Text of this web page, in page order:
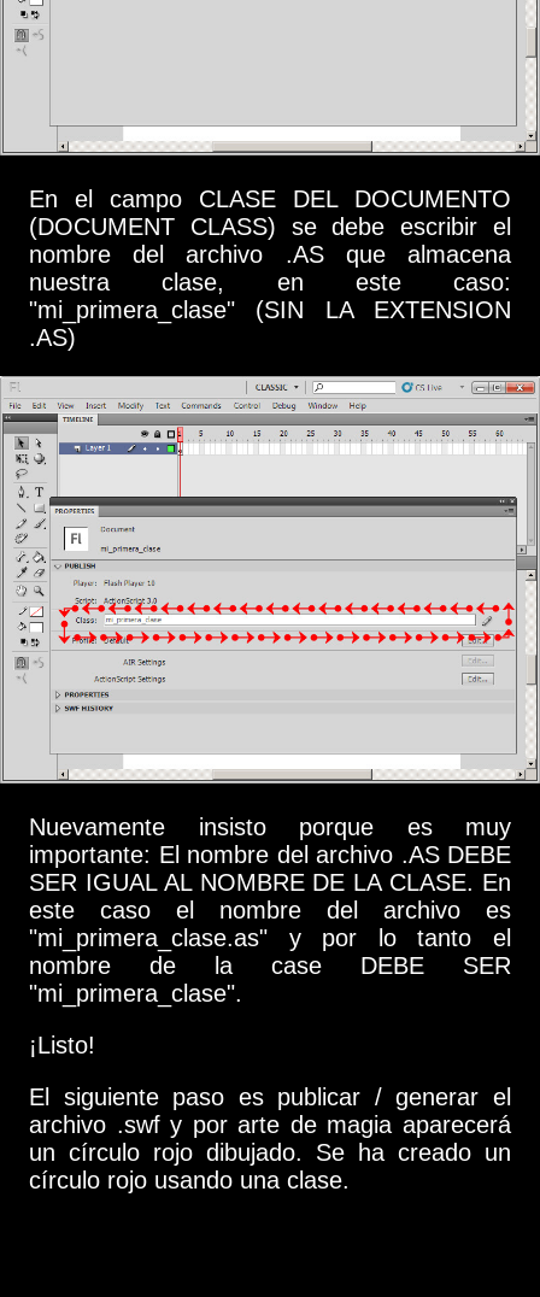
En el campo CLASE DEL DOCUMENTO
(DOCUMENT CLASS) se debe escribir el
nombre del archivo .AS que almacena
nuestra clase, en este caso:
"mi_primera_clase" (SIN LA EXTENSION
.AS)
Nuevamente insisto porque es muy
importante: El nombre del archivo .AS DEBE
SER IGUAL AL NOMBRE DE LA CLASE. En
este caso el nombre del archivo es
"mi_primera_clase.as" y por lo tanto el
nombre de la case DEBE SER
"mi_primera_clase".
¡Listo!
El siguiente paso es publicar / generar el
archivo .swf y por arte de magia aparecerá
un círculo rojo dibujado. Se ha creado un
círculo rojo usando una clase.